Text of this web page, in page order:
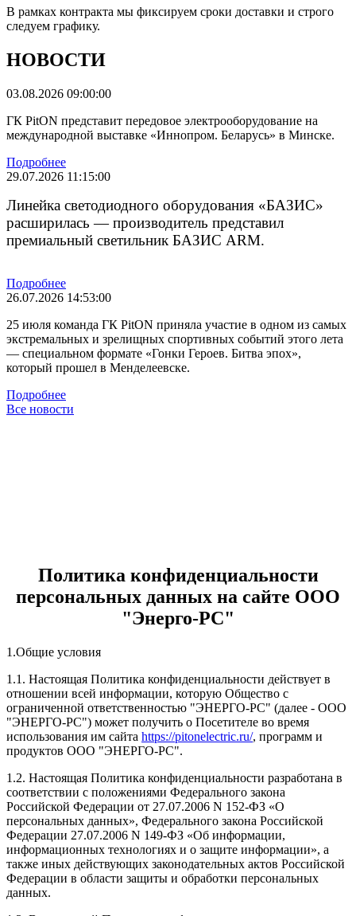
В рамках контракта мы фиксируем сроки доставки и строго
следуем графику.
НОВОСТИ
03.08.2026 09:00:00
ГК PitON представит передовое электрооборудование на
международной выставке «Иннопром. Беларусь» в Минске.
Подробнее
29.07.2026 11:15:00
Линейка светодиодного оборудования «БАЗИС»
расширилась — производитель представил
премиальный светильник БАЗИС ARM.
Подробнее
26.07.2026 14:53:00
25 июля команда ГК PitON приняла участие в одном из самых
экстремальных и зрелищных спортивных событий этого лета
— специальном формате «Гонки Героев. Битва эпох»,
который прошел в Менделеевске.
Подробнее
Все новости
Политика конфиденциальности
персональных данных на сайте ООО
"Энерго-РС"
1.Общие условия
1.1. Настоящая Политика конфиденциальности действует в
отношении всей информации, которую Общество с
ограниченной ответственностью "ЭНЕРГО-РС" (далее - ООО
"ЭНЕРГО-РС") может получить о Посетителе во время
использования им сайта https://pitonelectric.ru/, программ и
продуктов ООО "ЭНЕРГО-РС".
1.2. Настоящая Политика конфиденциальности разработана в
соответствии с положениями Федерального закона
Российской Федерации от 27.07.2006 N 152-ФЗ «О
персональных данных», Федерального закона Российской
Федерации 27.07.2006 N 149-ФЗ «Об информации,
информационных технологиях и о защите информации», а
также иных действующих законодательных актов Российской
Федерации в области защиты и обработки персональных
данных.